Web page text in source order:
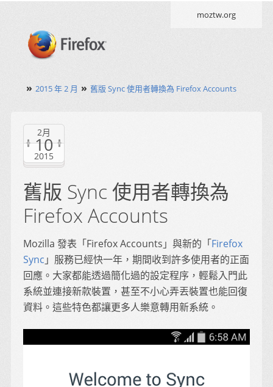
moztw.org
» 2015 年 2 月 » 舊版 Sync 使用者轉換為 Firefox Accounts
2月
10
2015
舊版 Sync 使用者轉換為
Firefox Accounts
Mozilla 發表「Firefox Accounts」與新的「Firefox
Sync 」服務已經快一年，期間收到許多使用者的正面
回應。大家都能透過簡化過的設定程序，輕鬆入門此
系統並連接新款裝置，甚至不小心弄丟裝置也能回復
資料。這些特色都讓更多人樂意轉用新系統。